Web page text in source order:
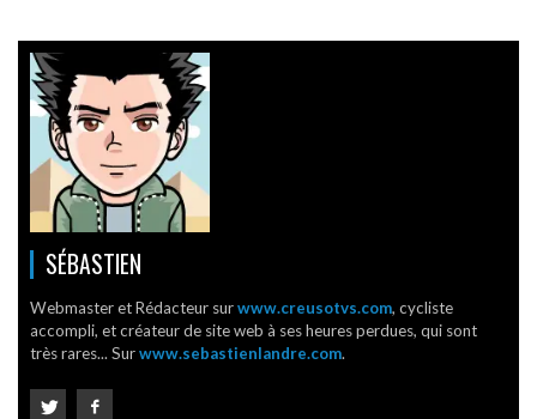
SÉBASTIEN
Webmaster et Rédacteur surwww.creusotvs.com, cycliste
accompli, et créateur de site web à ses heures perdues, qui sont
très rares... Surwww.sebastienlandre.com.